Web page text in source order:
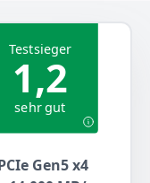
Testsieger
1,2
sehr gut
Gen5 x4